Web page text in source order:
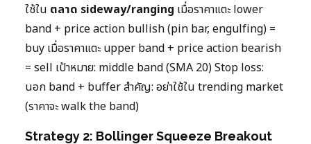
ใช้ใน ตลาด sideway/ranging เมื่อราคาแตะ lower
band + price action bullish (pin bar, engulfing) =
buy เมื่อราคาแตะ upper band + price action bearish
= sell เป้าหมาย: middle band (SMA 20) Stop loss:
นอก band + buffer สำคัญ: อย่าใช้ใน trending market
(ราคาจะ walk the band)
Strategy 2: Bollinger Squeeze Breakout